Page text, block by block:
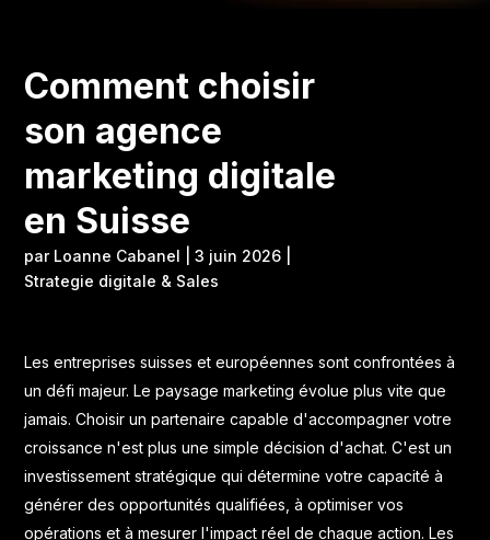
Comment choisir
son agence
marketing digitale
en Suisse
par Loanne Cabanel |3 juin 2026
Strategie digitale & Sales
Les entreprises suisses et européennes sont confrontées à
un défi majeur. Le paysage marketing évolue plus vite que
jamais. Choisir un partenaire capable d'accompagner votre
croissance n'est plus une simple décision d'achat. C'est un
investissement stratégique qui détermine votre capacité à
générer des opportunités qualifiées, à optimiser vos
opérations et à mesurer l'impact réel de chaque action. Les